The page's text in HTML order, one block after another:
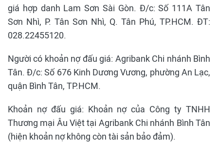
giá hợp danh Lam Sơn Sài Gòn. Đ/c: Số 111A Tân
Sơn Nhì, P. Tân Sơn Nhì, Q. Tân Phú, TP.HCM. ĐT:
028.22455120.
Người có khoản nợ đấu giá: Agribank Chi nhánh Bình
Tân. Đ/c: Số 676 Kinh Dương Vương, phường An Lạc,
quận Bình Tân, TP.HCM.
Khoản nợ đấu giá: Khoản nợ của Công ty TNHH
Thương mại Âu Việt tại Agribank Chi nhánh Bình Tân
(hiện khoản nợ không còn tài sản bảo đảm).